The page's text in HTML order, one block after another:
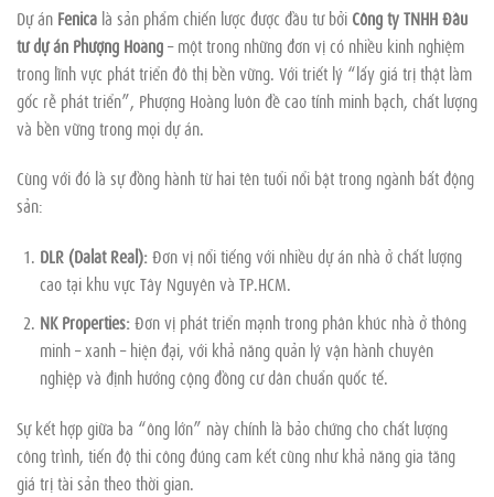
Dự án Fenica là sản phẩm chiến lược được đầu tư bởi Công ty TNHH Đầu
tư dự án Phượng Hoàng– một trong những đơn vị có nhiều kinh nghiệm
trong lĩnh vực phát triển đô thị bền vững. Với triết lý “lấy giá trị thật làm
gốc rễ phát triển”, Phượng Hoàng luôn đề cao tính minh bạch, chất lượng
và bền vững trong mọi dự án.
Cùng với đó là sự đồng hành từ hai tên tuổi nổi bật trong ngành bất động
sản:
DLR (Dalat Real):Đơn vị nổi tiếng với nhiều dự án nhà ở chất lượng
cao tại khu vực Tây Nguyên và TP.HCM.
NK Properties:Đơn vị phát triển mạnh trong phân khúc nhà ở thông
minh – xanh – hiện đại, với khả năng quản lý vận hành chuyên
nghiệp và định hướng cộng đồng cư dân chuẩn quốc tế.
Sự kết hợp giữa ba “ông lớn” này chính là bảo chứng cho chất lượng
công trình, tiến độ thi công đúng cam kết cũng như khả năng gia tăng
giá trị tài sản theo thời gian.